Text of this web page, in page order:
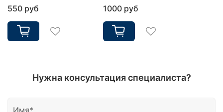
550 руб 1000 руб
Нужна консультация специалиста?